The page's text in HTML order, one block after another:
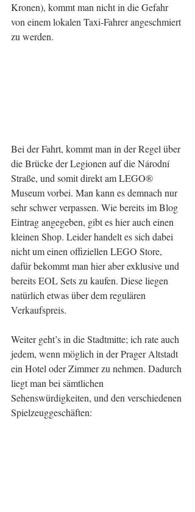
Kronen), kommt man nicht in die Gefahr
von einem lokalen Taxi-Fahrer angeschmiert
zu werden.
Bei der Fahrt, kommt man in der Regel über
die Brücke der Legionen auf die Národní
Straße, und somit direkt am LEGO®
Museum vorbei. Man kann es demnach nur
sehr schwer verpassen. Wie bereits im Blog
Eintrag angegeben, gibt es hier auch einen
kleinen Shop. Leider handelt es sich dabei
nicht um einen offiziellen LEGO Store,
dafür bekommt man hier aber exklusive und
bereits EOL Sets zu kaufen. Diese liegen
natürlich etwas über dem regulären
Verkaufspreis.
Weiter geht’s in die Stadtmitte; ich rate auch
jedem, wenn möglich in der Prager Altstadt
ein Hotel oder Zimmer zu nehmen. Dadurch
liegt man bei sämtlichen
Sehenswürdigkeiten, und den verschiedenen
Spielzeuggeschäften: